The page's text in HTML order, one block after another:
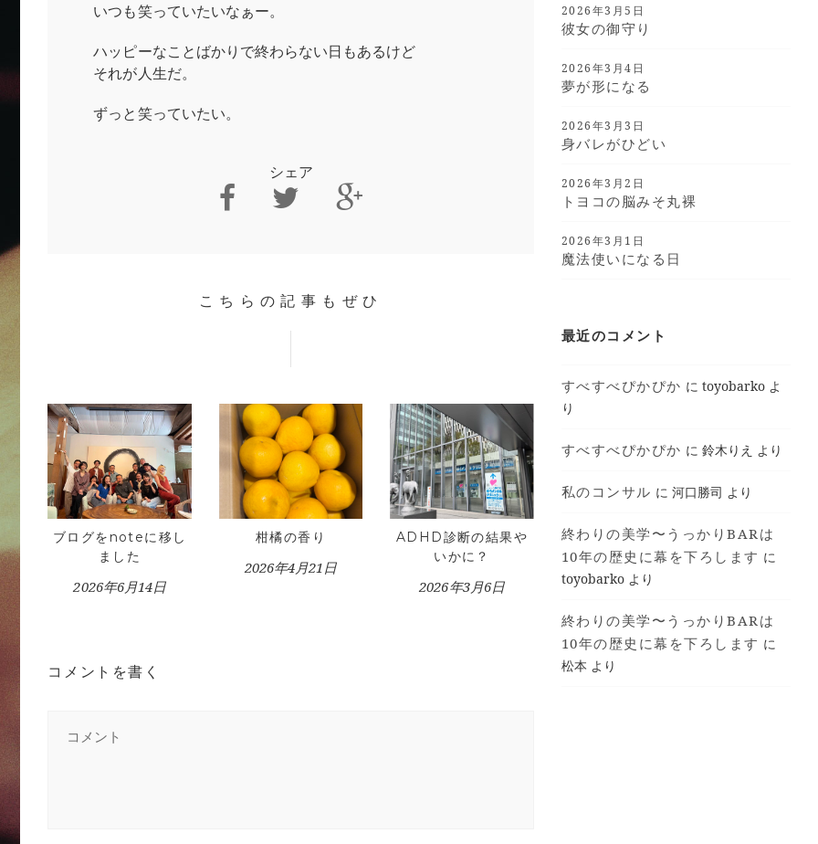
いつも笑っていたいなぁー。
ハッピーなことばかりで終わらない日もあるけど
それが人生だ。
ずっと笑っていたい。
シェア
こちらの記事もぜひ
ブログをnoteに移し
ました
2026年6月14日
柑橘の香り
2026年4月21日
ADHD診断の結果や
いかに？
2026年3月6日
コメントを書く
2026年3月5日
彼女の御守り
2026年3月4日
夢が形になる
2026年3月3日
身バレがひどい
2026年3月2日
トヨコの脳みそ丸裸
2026年3月1日
魔法使いになる日
最近のコメント
すべすべぴかぴか に toyobarko よ
り
すべすべぴかぴか に 鈴木りえ より
私のコンサル に 河口勝司 より
終わりの美学〜うっかりBARは
10年の歴史に幕を下ろします に
toyobarko より
終わりの美学〜うっかりBARは
10年の歴史に幕を下ろします に
松本 より